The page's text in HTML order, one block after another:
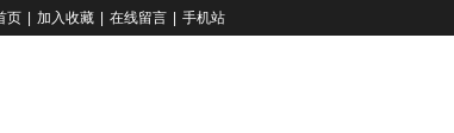
页 加入收藏 在线留言 手机站